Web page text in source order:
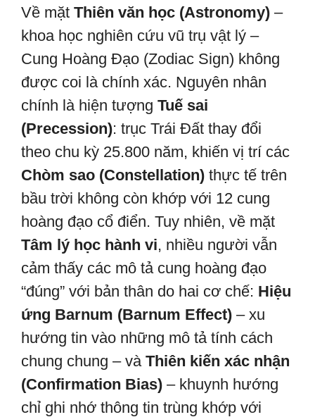
Về mặt Thiên văn học (Astronomy) –
khoa học nghiên cứu vũ trụ vật lý –
Cung Hoàng Đạo (Zodiac Sign) không
được coi là chính xác. Nguyên nhân
chính là hiện tượng Tuế sai
(Precession): trục Trái Đất thay đổi
theo chu kỳ 25.800 năm, khiến vị trí các
Chòm sao (Constellation) thực tế trên
bầu trời không còn khớp với 12 cung
hoàng đạo cổ điển. Tuy nhiên, về mặt
Tâm lý học hành vi, nhiều người vẫn
cảm thấy các mô tả cung hoàng đạo
“đúng” với bản thân do hai cơ chế: Hiệu
ứng Barnum (Barnum Effect) – xu
hướng tin vào những mô tả tính cách
chung chung – và Thiên kiến xác nhận
(Confirmation Bias) – khuynh hướng
chỉ ghi nhớ thông tin trùng khớp với